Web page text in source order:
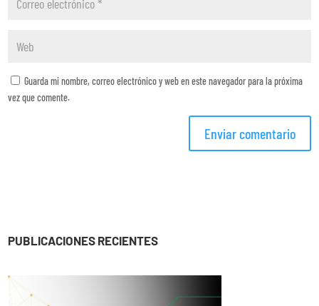
Guarda mi nombre, correo electrónico y web en este navegador para la próxima
vez que comente.
PUBLICACIONES RECIENTES